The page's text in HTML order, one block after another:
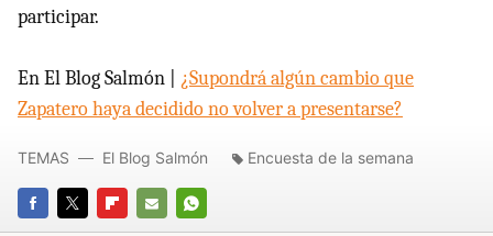
participar.
En El Blog Salmón | ¿Supondrá algún cambio que
Zapatero haya decidido no volver a presentarse?
TEMAS El Blog Salmón Encuesta de la semana